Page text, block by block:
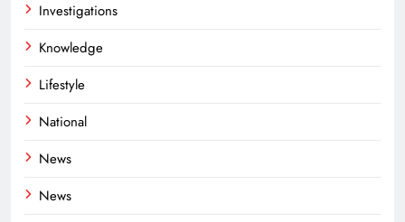
Investigations
Knowledge
Lifestyle
National
News
News